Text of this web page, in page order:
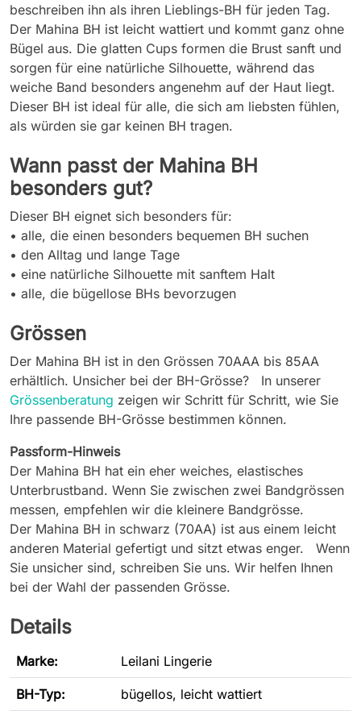
beschreiben ihn als ihren Lieblings-BH für jeden Tag.
Der Mahina BH ist leicht wattiert und kommt ganz ohne
Bügel aus. Die glatten Cups formen die Brust sanft und
sorgen für eine natürliche Silhouette, während das
weiche Band besonders angenehm auf der Haut liegt.
Dieser BH ist ideal für alle, die sich am liebsten fühlen,
als würden sie gar keinen BH tragen.
Wann passt der Mahina BH
besonders gut?
Dieser BH eignet sich besonders für:
• alle, die einen besonders bequemen BH suchen
• den Alltag und lange Tage
• eine natürliche Silhouette mit sanftem Halt
• alle, die bügellose BHs bevorzugen
Grössen
Der Mahina BH ist in den Grössen 70AAA bis 85AA
erhältlich. Unsicher bei der BH-Grösse? In unserer
Grössenberatung zeigen wir Schritt für Schritt, wie Sie
Ihre passende BH-Grösse bestimmen können.
Passform-Hinweis
Der Mahina BH hat ein eher weiches, elastisches
Unterbrustband. Wenn Sie zwischen zwei Bandgrössen
messen, empfehlen wir die kleinere Bandgrösse.
Der Mahina BH in schwarz (70AA) ist aus einem leicht
anderen Material gefertigt und sitzt etwas enger. Wenn
Sie unsicher sind, schreiben Sie uns. Wir helfen Ihnen
bei der Wahl der passenden Grösse.
Details
Marke: Leilani Lingerie
BH-Typ: bügellos, leicht wattiert